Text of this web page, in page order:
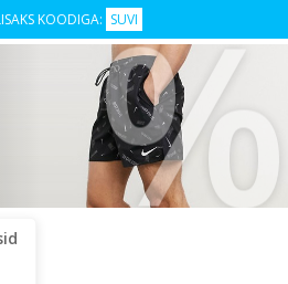
KOODIGA: SUVI